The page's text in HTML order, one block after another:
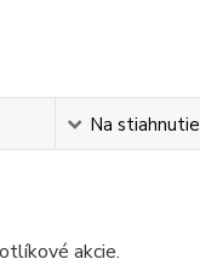
Na stiahnutie
akcie.